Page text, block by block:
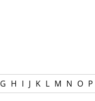
G H I J K L M N O P